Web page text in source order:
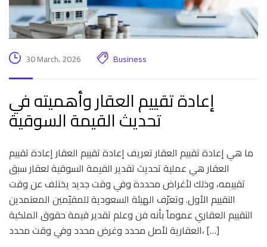
30 March، 2026 Business
إعادة تقييم العقار وأهميته في
تحديث القيمة السوقية
ما هي إعادة تقييم العقار تعريف إعادة تقييم العقار إعادة تقييم
العقار هي عملية تحديث تقدير القيمة السوقية لعقار سبق
تقييمه، وذلك لأغراض محددة وفي وقت جديد يختلف عن وقت
التقييم الأول. وتعرّف الهيئة السعودية للمقيّمين المعتمدين
التقييم العقاري عموماً بأنه فن وعلم تقدير قيمة حقوق الملكية
العقارية لأصل محدد وغرض محدد وفي وقت محدد، […]